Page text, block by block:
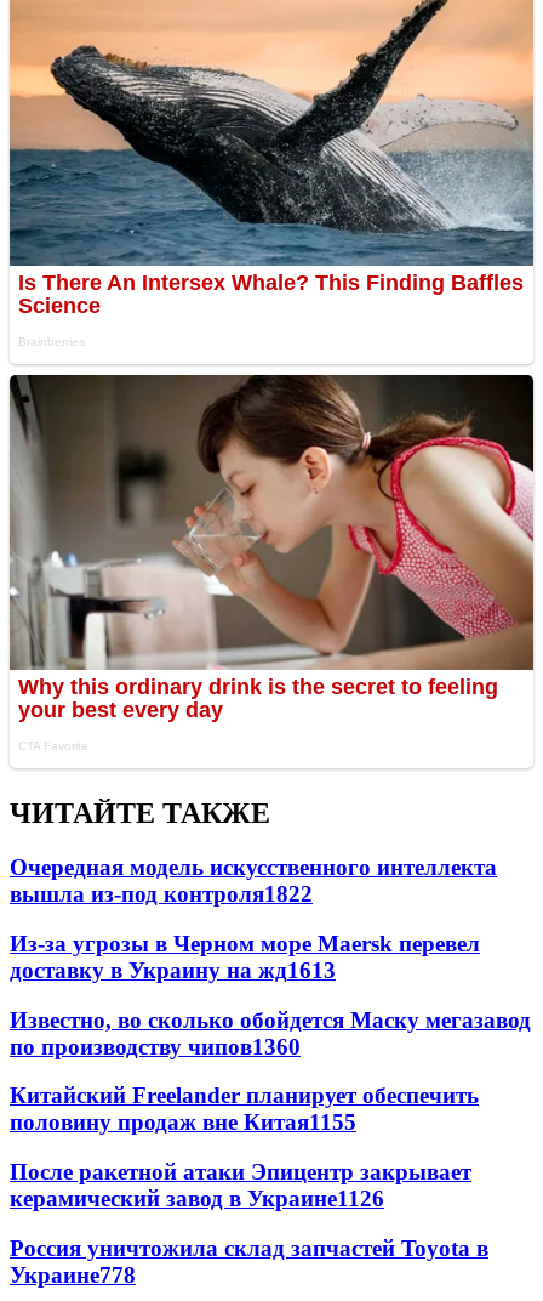
ЧИТАЙТЕ ТАКЖЕ
Очередная модель искусственного интеллекта
вышла из-под контроля1822
Из-за угрозы в Черном море Maersk перевел
доставку в Украину на жд1613
Известно, во сколько обойдется Маску мегазавод
по производству чипов1360
Китайский Freelander планирует обеспечить
половину продаж вне Китая1155
После ракетной атаки Эпицентр закрывает
керамический завод в Украине1126
Россия уничтожила склад запчастей Toyota в
Украине778